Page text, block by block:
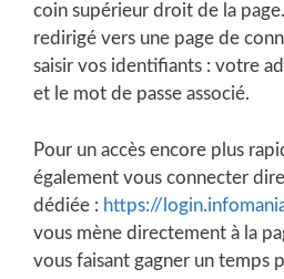
coin supérieur droit de la
redirigé vers une page de
saisir vos identifiants : votre
et le mot de passe associé.
Pour un accès encore plus
également vous connecter
dédiée : https://
vous mène directement à la
vous faisant gagner un temps